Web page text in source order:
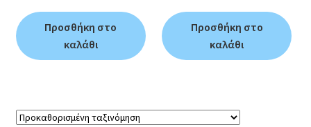
Προσθήκη στο
καλάθι
Προσθήκη στο
καλάθι